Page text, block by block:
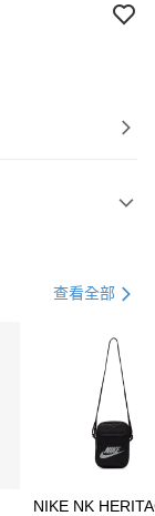
21家銀行
查看全部
NIKE NK